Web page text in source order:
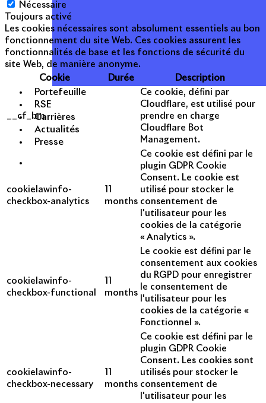
Portefeuille
RSE
Carrières
Actualités
Presse
Nécessaire
Toujours activé
Les cookies nécessaires sont absolument essentiels au bon
fonctionnement du site Web. Ces cookies assurent les
fonctionnalités de base et les fonctions de sécurité du
site Web, de manière anonyme.
Cookie
Durée Description
__cf_bm
Ce cookie, défini par
Cloudflare, est utilisé pour
prendre en charge
Cloudflare Bot
Management.
cookielawinfo-
checkbox-analytics
months
Ce cookie est défini par le
plugin GDPR Cookie
Consent. Le cookie est
utilisé pour stocker le
consentement de
l'utilisateur pour les
cookies de la catégorie
« Analytics ».
cookielawinfo-
checkbox-functional
months
Le cookie est défini par le
consentement aux cookies
du RGPD pour enregistrer
le consentement de
l'utilisateur pour les
cookies de la catégorie «
Fonctionnel ».
cookielawinfo-
checkbox-necessary
months
Ce cookie est défini par le
plugin GDPR Cookie
Consent. Les cookies sont
utilisés pour stocker le
consentement de
l'utilisateur pour les